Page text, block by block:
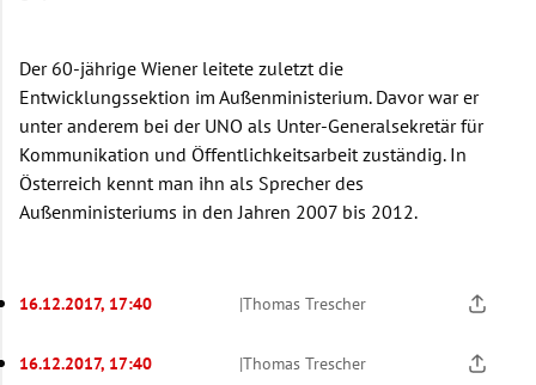
Der 60-jährige Wiener leitete zuletzt die
Entwicklungssektion im Außenministerium. Davor war er
unter anderem bei der UNO als Unter-Generalsekretär für
Kommunikation und Öffentlichkeitsarbeit zuständig. In
Österreich kennt man ihn als Sprecher des
Außenministeriums in den Jahren 2007 bis 2012.
16.12.2017, 17:40 |Thomas Trescher
16.12.2017, 17:40 |Thomas Trescher